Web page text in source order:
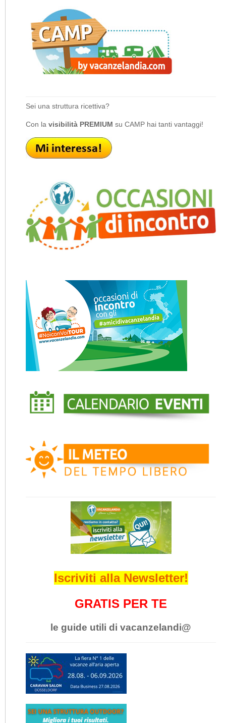
Sei una struttura ricettiva?
Con la visibilità PREMIUM su CAMP hai tanti vantaggi!
Iscriviti alla Newsletter!
GRATIS PER TE
le guide utili di vacanzelandi@